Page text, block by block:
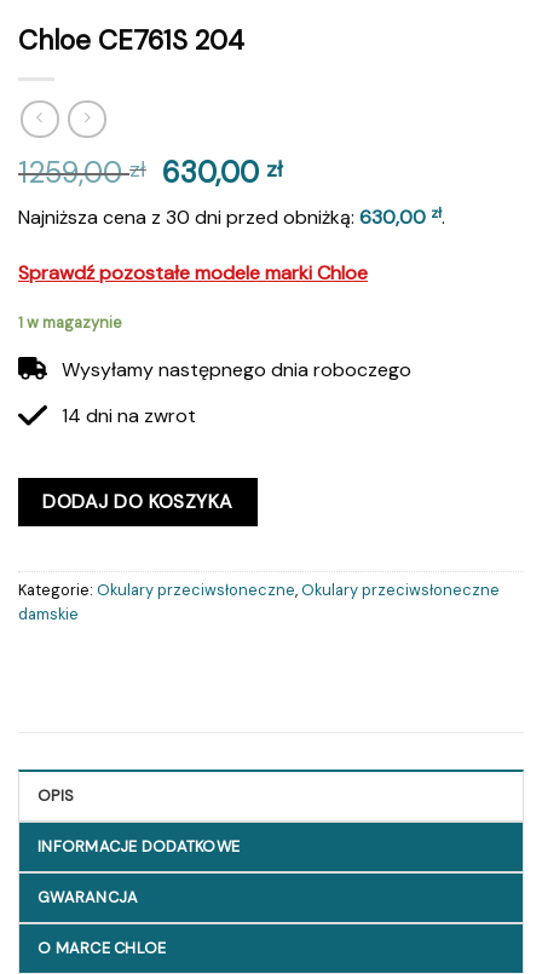
Chloe CE761S 204
1259,00zł Pierwotna
wynosiła:
1259,00 zł.
630,00 złAktualna
wynosi:
630,00 zł.
Najniższa cena z 30 dni przed obniżką: 630,00 zł.
Sprawdź pozostałe modele marki Chloe
1 w magazynie
Wysyłamy następnego dnia roboczego
14 dni na zwrot
DODAJ DO KOSZYKA
Kategorie: Okulary przeciwsłoneczne,Okulary przeciwsłoneczne
damskie
OPIS
INFORMACJE DODATKOWE
GWARANCJA
O MARCE CHLOE